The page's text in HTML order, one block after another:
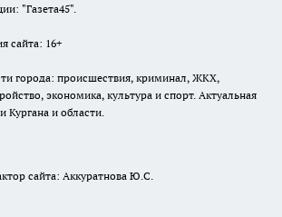
"Газета45".
сайта: 16+
города: происшествия, криминал, ЖКХ,
экономика, культура и спорт. Актуальная
и области.
сайта: Аккуратнова Ю.С.